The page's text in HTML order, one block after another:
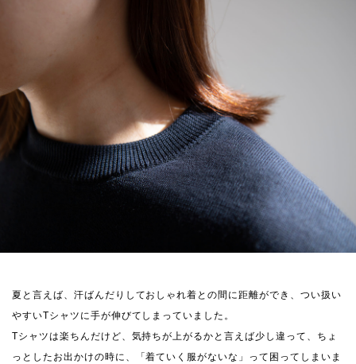
夏と言えば、汗ばんだりしておしゃれ着との間に距離ができ、つい扱い
やすいTシャツに手が伸びてしまっていました。
Tシャツは楽ちんだけど、気持ちが上がるかと言えば少し違って、ちょ
っとしたお出かけの時に、「着ていく服がないな」って困ってしまいま